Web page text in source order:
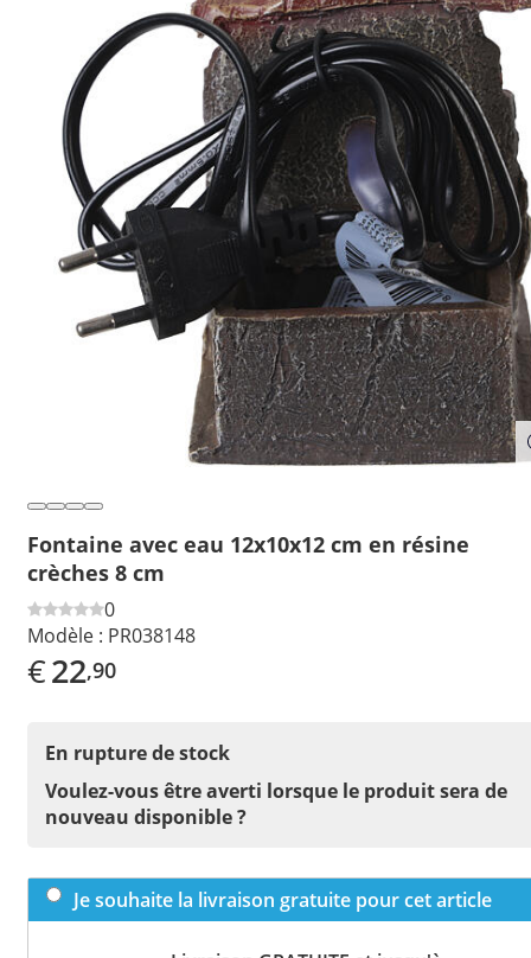
Fontaine avec eau 12x10x12 cm en résine
crèches 8 cm
0
Modèle : PR038148
€22,90
En rupture de stock
Voulez-vous être averti lorsque le produit sera de
nouveau disponible ?
Je souhaite la livraison gratuite pour cet article